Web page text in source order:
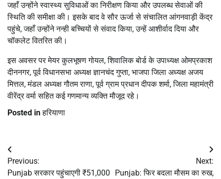
जहाँ उन्होंने स्वास्थ्य सुविधाओं का निरीक्षण किया और उपलब्ध सेवाओं की
स्थिति की समीक्षा की। इसके बाद वे सौर ऊर्जा से संचालित आंगनवाड़ी केंद्र
पहुंचे, जहाँ उन्होंने नन्ही बच्चियों से संवाद किया, उन्हें आशीर्वाद दिया और
चॉकलेट वितरित की।
इस अवसर पर मेयर कुलभूषण गोयल, शिवालिक बोर्ड के उपाध्यक्ष ओमप्रकाश
दीननगर, पूर्व विधानसभा अध्यक्ष ज्ञानचंद गुप्ता, भाजपा जिला अध्यक्ष अजय
मित्तल, मंडल अध्यक्ष गौतम राणा, पूर्व ग्राम प्रधान दीपक शर्मा, जिला महामंत्री
वीरेंद्र वर्मा सहित कई गणमान्य व्यक्ति मौजूद रहे।
Posted inहरियाणा
Post
navigation
Previous:
Punjab सरकार पहुंचाएगी ₹51,000
Next:
Punjab: फिर बदला मौसम का रुख,